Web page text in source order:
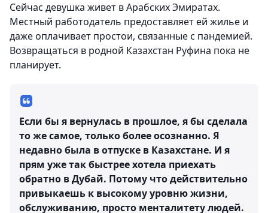
Сейчас девушка живет в Арабских Эмиратах.
Местный работодатель предоставляет ей жилье и
даже оплачивает простои, связанные с пандемией.
Возвращаться в родной Казахстан Руфина пока не
планирует.
Если бы я вернулась в прошлое, я бы сделала
то же самое, только более осознанно. Я
недавно была в отпуске в Казахстане. И я
прям уже так быстрее хотела приехать
обратно в Дубай. Потому что действительно
привыкаешь к высокому уровню жизни,
обслуживанию, просто менталитету людей.